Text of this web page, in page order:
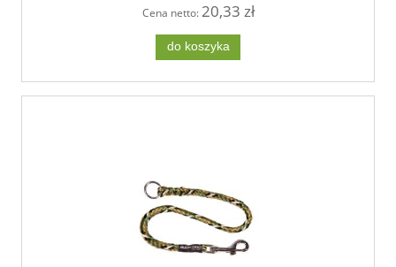
Cena netto:20,33 zł
do koszyka